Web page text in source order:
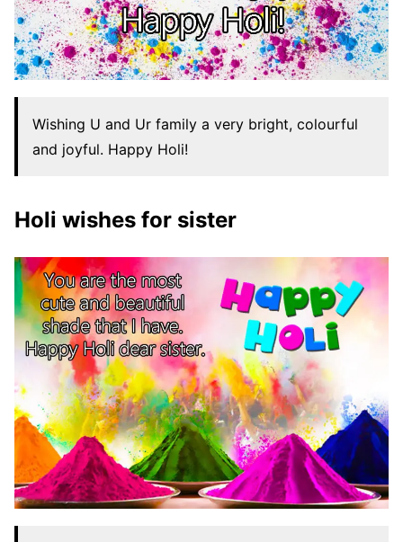
Wishing U and Ur family a very bright, colourful
and joyful. Happy Holi!
Holi wishes for sister